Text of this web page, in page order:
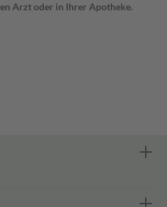
Arzt oder in Ihrer Apotheke.